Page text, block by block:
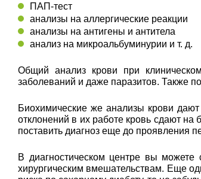
ПАП-тест
анализы на аллергические реакции
анализы на антигены и антитела
анализ на микроальбуминурии и т. д.
Общий анализ крови при
заболеваний и даже паразитов. Также
Биохимические же анализы крови
отклонений в их работе кровь сдают на
поставить диагноз еще до проявления
В диагностическом центре вы
хирургическим вмешательствам. Еще